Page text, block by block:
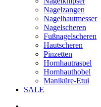
Nagelzangen
Nagelhautmesser
Nagelscheren
Fußnagelscheren
Hautscheren
Pinzetten
Hornhautraspel
Hornhauthobel
Maniküre-Etui
SALE